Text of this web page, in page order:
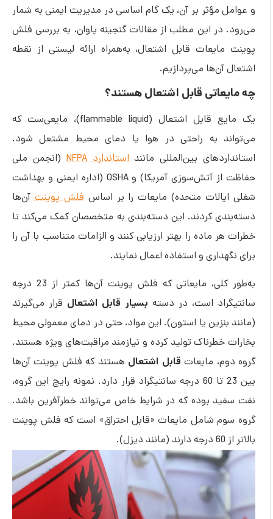
مؤثر بر آن، یک گام اساسی در مدیریت ایمنی به شمار
در این مطلب از مقالات گنجینه پاوان، به بررسی فلش
قابل اشتعال، به‌همراه ارائه لیستی از نقطه
آن‌ها می‌پردازیم.
قابل اشتعال هستند؟
یک مایع قابل اشتعال (flammable liquid)، مایعی‌ست که
به راحتی در هوا یا دمای محیط مشتعل شود.
بین‌المللی ماننداستاندارد NFPA
(انجمن ملی
حفاظت از آتش‌سوزی آمریکا) و OSHA (اداره ایمنی و بهداشت
متحده) مایعات را بر اساس فلش پوینتآن‌ها
کردند. این دسته‌بندی به متخصصان کمک می‌کند تا
ماده را بهتر ارزیابی کنند و الزامات متناسب با آن را
و استفاده اعمال نمایند.
به‌طور کلی، مایعاتی که فلش پوینت آن‌ها کمتر از 23 درجه
است، در دسته بسیار قابل اشتعالقرار می‌گیرند
یا استون). این مواد، حتی در دمای معمولی محیط
خطرناک تولید کرده و نیازمند مراقبت‌های ویژه هستند.
مایعاتقابل اشتعالهستند که فلش پوینت آن‌ها
بین 23 تا 60 درجه سانتیگراد قرار دارد. نمونه رایج این گروه،
بوده که در شرایط خاص می‌تواند خطرآفرین باشد.
شامل مایعات «قابل احتراق» است که فلش پوینت